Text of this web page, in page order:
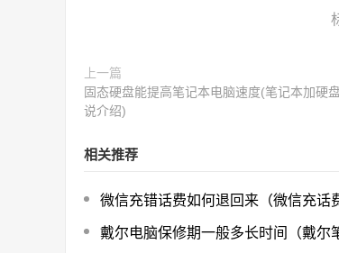
上一篇
固态硬盘能提高笔记本电脑速度(笔记本加硬
说介绍)
相关推荐
微信充错话费如何退回来（微信充话
戴尔电脑保修期一般多长时间（戴尔